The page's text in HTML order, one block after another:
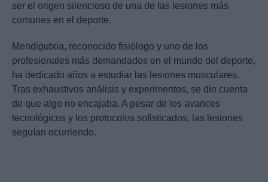
ser el origen silencioso de una de las lesiones más
comunes en el deporte.
Mendigutxia, reconocido fisiólogo y uno de los
profesionales más demandados en el mundo del deporte,
ha dedicado años a estudiar las lesiones musculares.
Tras exhaustivos análisis y experimentos, se dio cuenta
de que algo no encajaba. A pesar de los avances
tecnológicos y los protocolos sofisticados, las lesiones
seguían ocurriendo.